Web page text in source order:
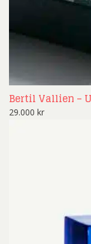
Bertil Vallien –
29.000 kr